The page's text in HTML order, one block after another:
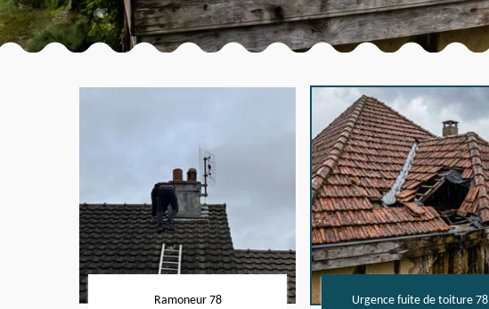
Ramoneur 78 Urgence fuite de toiture 78